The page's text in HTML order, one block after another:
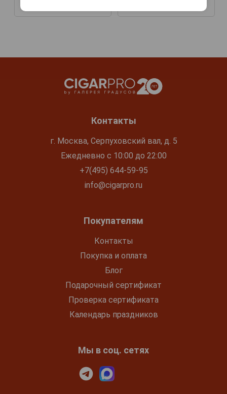
Контакты
г. Москва, Серпуховский вал, д. 5
Ежедневно с 10:00 до 22:00
+7(495) 644-59-95
info@cigarpro.ru
Покупателям
Контакты
Покупка и оплата
Блог
Подарочный сертификат
Проверка сертификата
Календарь праздников
Мы в соц. сетях